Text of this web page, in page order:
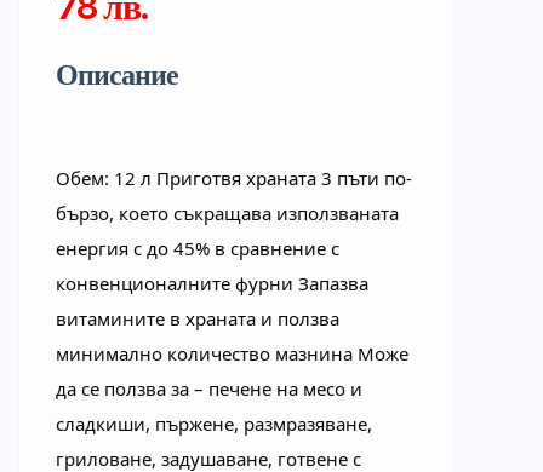
Описание
Обем: 12 л Приготвя храната 3 пъти по-
бързо, което съкращава използваната
енергия с до 45% в сравнение с
конвенционалните фурни Запазва
витамините в храната и ползва
минимално количество мазнина Може
да се ползва за – печене на месо и
сладкиши, пържене, размразяване,
гриловане, задушаване, готвене с